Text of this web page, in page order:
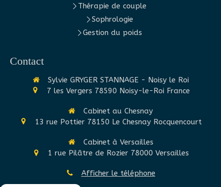
Thérapie de couple
Sophrologie
Gestion du poids
Contact
Sylvie GRYGER STANNAGE - Noisy le Roi
7 les Vergers 78590 Noisy-le-Roi France
Cabinet au Chesnay
13 rue Pottier 78150 Le Chesnay Rocquencourt
Cabinet à Versailles
1 rue Pilâtre de Rozier 78000 Versailles
Afficher le téléphone